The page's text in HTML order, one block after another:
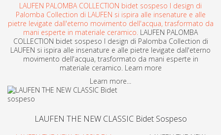
LAUFEN PALOMBA COLLECTION bidet sospeso l design di
Palomba Collection di LAUFEN si ispira alle insenature e alle
pietre levigate dall'eterno movimento dell'acqua, trasformato da
mani esperte in materiale ceramico. LAUFEN PALOMBA
COLLECTION bidet sospeso l design di Palomba Collection di
LAUFEN si ispira alle insenature e alle pietre levigate dall'eterno
movimento dell'acqua, trasformato da mani esperte in
materiale ceramico. Learn more
Learn more...
LAUFEN THE NEW CLASSIC Bidet Sospeso